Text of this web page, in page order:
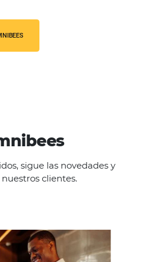
complexas trazemos
e
é possível criar
personalizadas para
E-commerce
Omnibees e